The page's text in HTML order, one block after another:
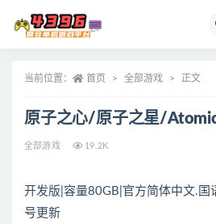
当前位置： 首页 全部游戏 正文
原子之心/原子之星/
全部游戏 19.2K
开发版|容量80GB|官方简体中文.
号更新